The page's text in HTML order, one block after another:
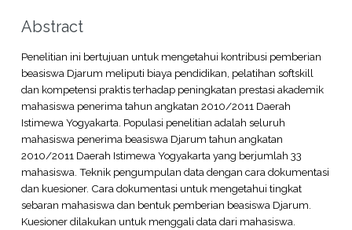
Abstract
Penelitian ini bertujuan untuk mengetahui kontribusi pemberian
beasiswa Djarum meliputi biaya pendidikan, pelatihan softskill
dan kompetensi praktis terhadap peningkatan prestasi akademik
mahasiswa penerima tahun angkatan 2010/2011 Daerah
Istimewa Yogyakarta. Populasi penelitian adalah seluruh
mahasiswa penerima beasiswa Djarum tahun angkatan
2010/2011 Daerah Istimewa Yogyakarta yang berjumlah 33
mahasiswa. Teknik pengumpulan data dengan cara dokumentasi
dan kuesioner. Cara dokumentasi untuk mengetahui tingkat
sebaran mahasiswa dan bentuk pemberian beasiswa Djarum.
Kuesioner dilakukan untuk menggali data dari mahasiswa.